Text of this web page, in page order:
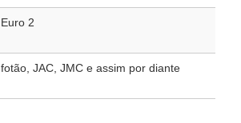
Euro 2
fotão, JAC, JMC e assim por diante